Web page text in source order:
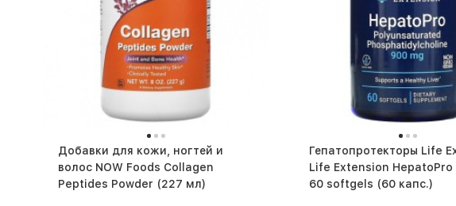
Добавки для кожи, ногтей и
волос NOW Foods Collagen
Peptides Powder (227 мл)
Гепатопротекторы Life Extension
Life Extension HepatoPro
60 softgels (60 капс.)